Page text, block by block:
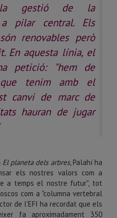
la gestió de la
pilar central. Els
renovables però
En aquesta línia, el
petició: "hem de
tenim amb el
canvi de marc de
hauran de jugar
El planeta dels arbres, Palahí ha
els nostres valors com a
a temps el nostre futur", tot
com a "columna vertebral
de l'EFI ha recordat que els
fa aproximadament 350